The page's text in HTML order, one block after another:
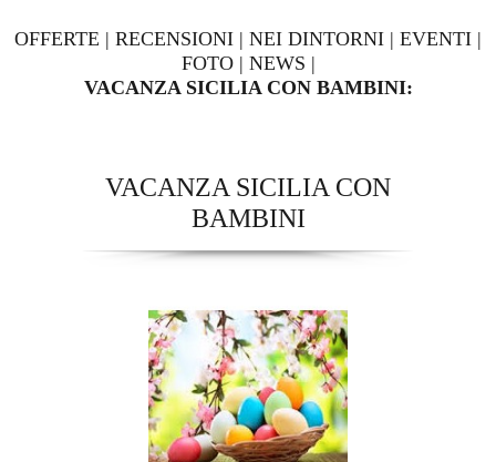
OFFERTE | RECENSIONI | NEI DINTORNI | EVENTI |
FOTO| NEWS |
VACANZA SICILIA CON BAMBINI:
VACANZA SICILIA CON
BAMBINI